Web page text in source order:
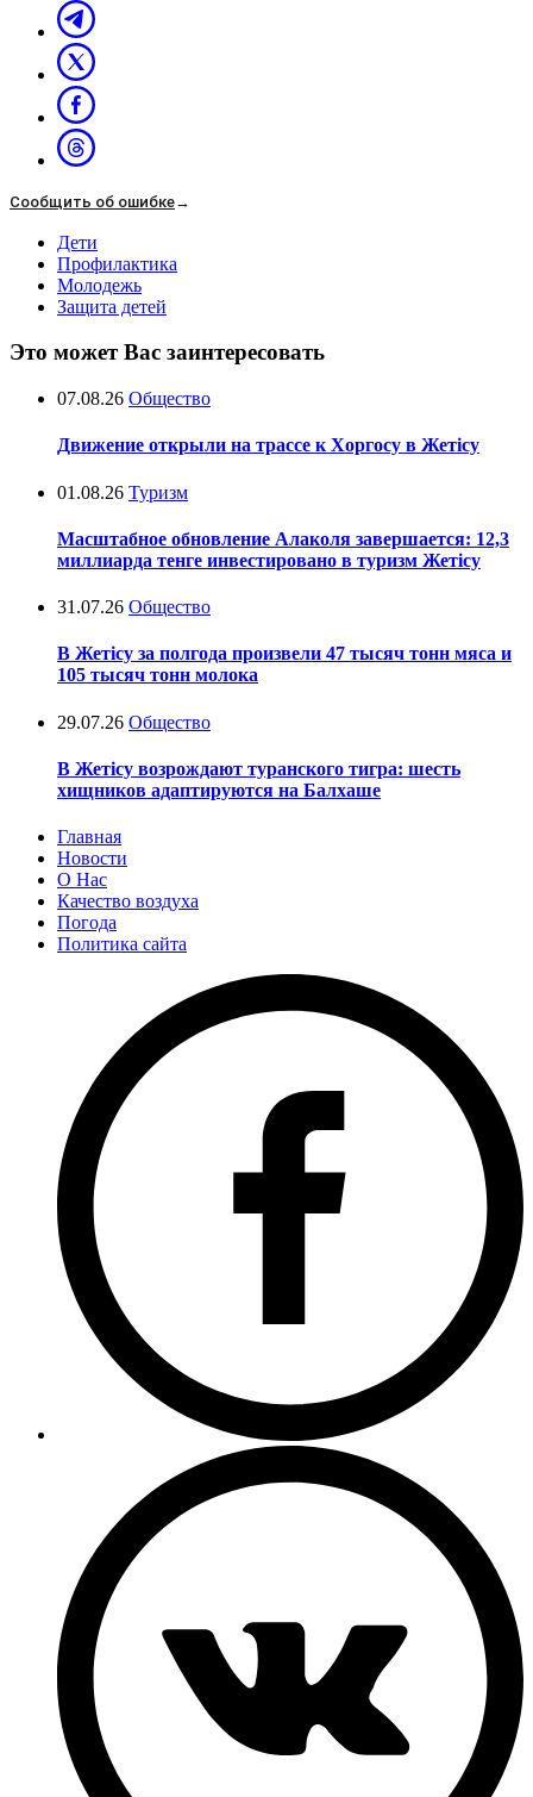
Сообщить об ошибке→
Дети
Профилактика
Молодежь
Защита детей
Это может Вас заинтересовать
07.08.26 Общество
Движение открыли на трассе к Хоргосу в Жетісу
01.08.26 Туризм
Масштабное обновление Алаколя завершается: 12,3
миллиарда тенге инвестировано в туризм Жетісу
31.07.26 Общество
В Жетісу за полгода произвели 47 тысяч тонн мяса и
105 тысяч тонн молока
29.07.26 Общество
В Жетісу возрождают туранского тигра: шесть
хищников адаптируются на Балхаше
Главная
Новости
О Нас
Качество воздуха
Погода
Политика сайта